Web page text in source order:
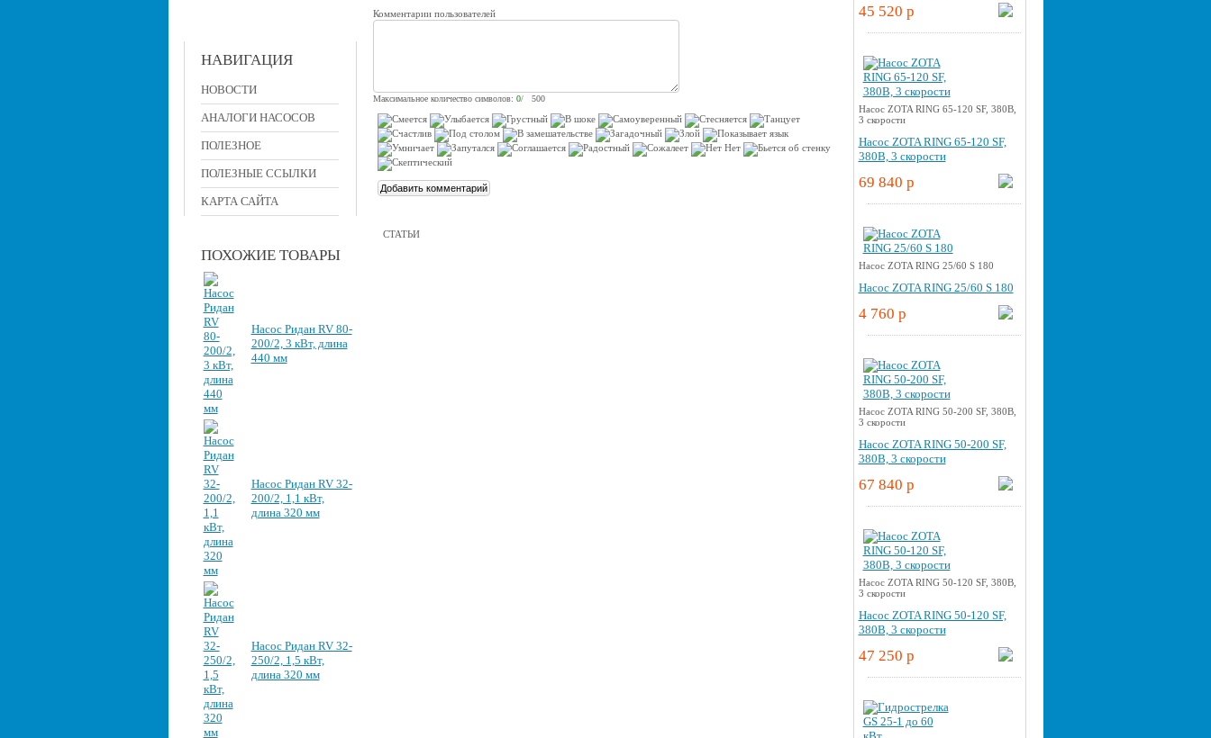
НАВИГАЦИЯ
НОВОСТИ
АНАЛОГИ НАСОСОВ
ПОЛЕЗНОЕ
ПОЛЕЗНЫЕ ССЫЛКИ
КАРТА САЙТА
ПОХОЖИЕ ТОВАРЫ
Насос Ридан RV 80-
200/2, 3 кВт, длина
440 мм
Насос Ридан RV 32-
200/2, 1,1 кВт,
длина 320 мм
Насос Ридан RV 32-
250/2, 1,5 кВт,
длина 320 мм
45 520 p
Насос ZOTA RING 65-120 SF, 380В,
3 скорости
Насос ZOTA RING 65-120 SF,
380В, 3 скорости
69 840 p
Насос ZOTA RING 25/60 S 180
Насос ZOTA RING 25/60 S 180
4 760 p
Насос ZOTA RING 50-200 SF, 380В,
3 скорости
Насос ZOTA RING 50-200 SF,
380В, 3 скорости
67 840 p
Насос ZOTA RING 50-120 SF, 380В,
3 скорости
Насос ZOTA RING 50-120 SF,
380В, 3 скорости
47 250 p
Комментарии пользователей
Максимальное количество символов: 0/ 500
СТАТЬИ